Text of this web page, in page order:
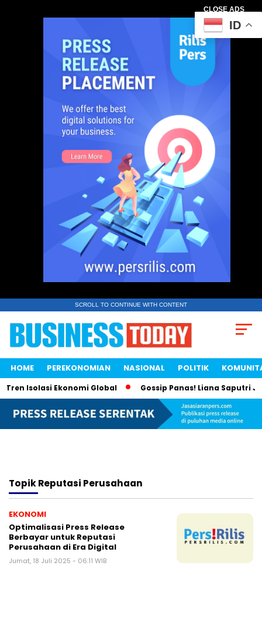
CLOSE ADS
SCROLL TO CONTINUE WITH CONTENT
HOME PEREKONOMIAN NASIONAL POLITIK
Isolasi Ekonomi Global Gossip Panas! Liana Saputri
TopikReputasi Perusahaan
EKONOMI
Optimalisasi Press Release
Berbayar untuk Reputasi
Perusahaan di Era Digital
Jumat, 18 Juli 2025 - 06:11 WIB
ID